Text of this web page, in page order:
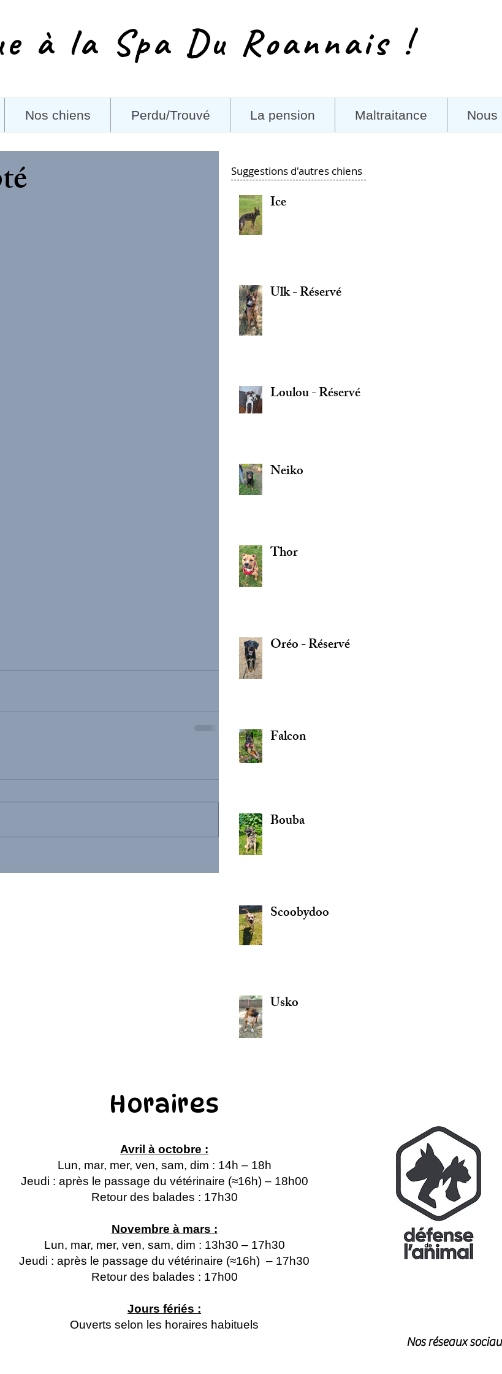
à la Spa Du Roannais !
Nos chiens Perdu/Trouvé La pension Maltraitance Nous
Suggestions d'autres chiens
Ice
Ulk - Réservé
Loulou - Réservé
Neiko
Thor
Oréo - Réservé
Falcon
Bouba
Scoobydoo
Usko
Horaires
Avril à octobre :
Lun, mar, mer, ven, sam, dim : 14h – 18h
Jeudi : après le passage du vétérinaire (≈16h) – 18h00
Retour des balades : 17h30
Novembre à mars :
Lun, mar, mer, ven, sam, dim : 13h30 – 17h30
Jeudi : après le passage du vétérinaire (≈16h) – 17h30
Retour des balades : 17h00
Jours fériés :
Ouverts selon les horaires habituels
Nos réseaux